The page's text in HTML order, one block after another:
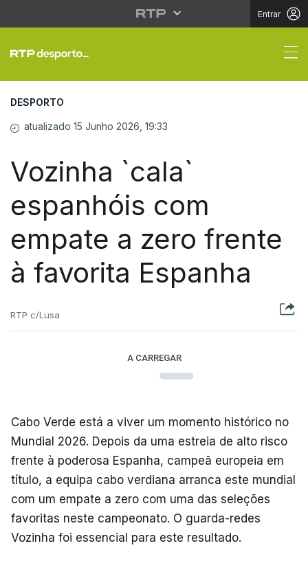
Entrar
Vozinha `cala`
DESPORTO
atualizado 15 Junho 2026, 19:33
Vozinha `cala`
espanhóis com
empate a zero frente
à favorita Espanha
RTP c/Lusa
A CARREGAR
Cabo Verde está a viver um momento histórico no
Mundial 2026. Depois da uma estreia de alto risco
frente à poderosa Espanha, campeã europeia em
título, a equipa cabo verdiana arranca este mundial
com um empate a zero com uma das seleções
favoritas neste campeonato. O guarda-redes
Vozinha foi essencial para este resultado.